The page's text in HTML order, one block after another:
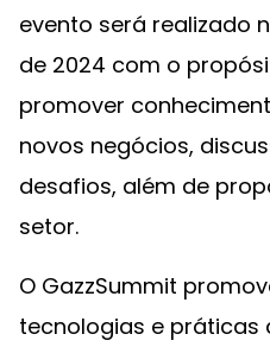
evento será realizado
de 2024 com o
promover
novos negócios,
desafios, além de
setor.
O GazzSummit
tecnologias e práticas